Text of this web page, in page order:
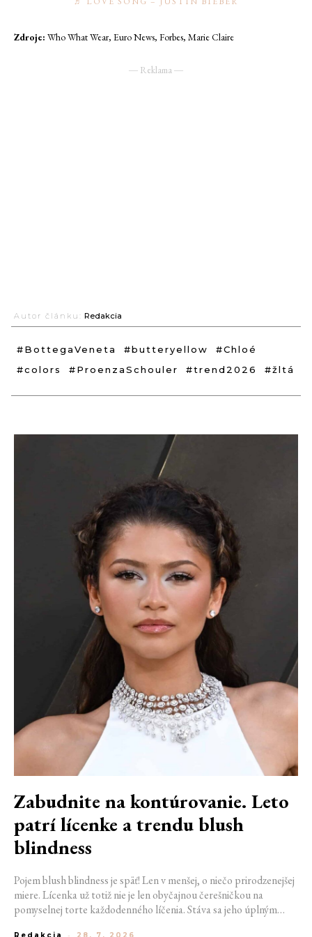
Zdroje: Who What Wear, Euro News, Forbes, Marie Claire
― Reklama ―
Autor článku: Redakcia
#BottegaVeneta #butteryellow
#Chloé
#colors
#ProenzaSchouler #trend2026 #žltá
Zabudnite na kontúrovanie. Leto
patrí lícenke a trendu blush
blindness
Pojem blush blindness je späť! Len v menšej, o niečo prirodzenejšej
miere. Lícenka už totiž nie je len obyčajnou čerešničkou na
pomyselnej torte každodenného líčenia. Stáva sa jeho úplným
Redakcia - 28. 7. 2026